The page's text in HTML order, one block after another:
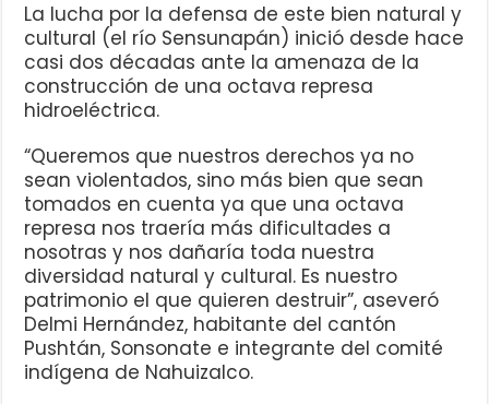
La lucha por la defensa de este bien natural y
cultural (el río Sensunapán) inició desde hace
casi dos décadas ante la amenaza de la
construcción de una octava represa
hidroeléctrica.
“Queremos que nuestros derechos ya no
sean violentados, sino más bien que sean
tomados en cuenta ya que una octava
represa nos traería más dificultades a
nosotras y nos dañaría toda nuestra
diversidad natural y cultural. Es nuestro
patrimonio el que quieren destruir”, aseveró
Delmi Hernández, habitante del cantón
Pushtán, Sonsonate e integrante del comité
indígena de Nahuizalco.